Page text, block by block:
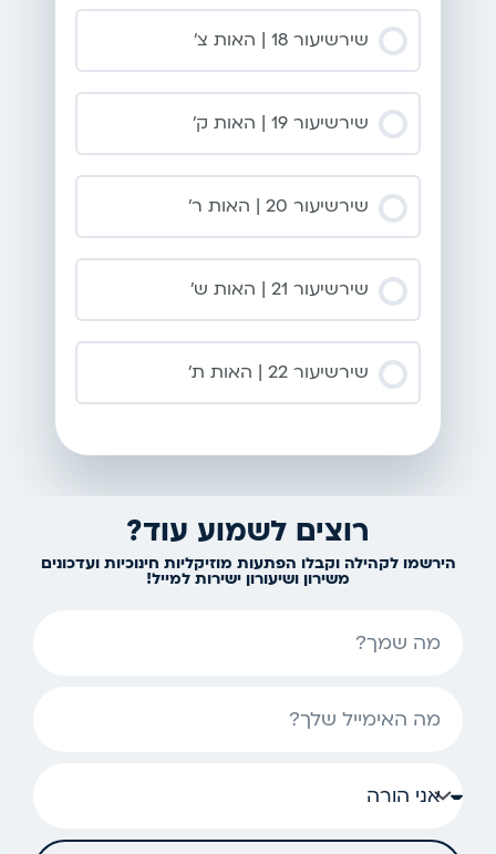
שירשיעור 18 | האות צ’
שירשיעור 19 | האות ק’
שירשיעור 20 | האות ר’
שירשיעור 21 | האות ש’
שירשיעור 22 | האות ת’
רוצים לשמוע עוד?
הירשמו לקהילה וקבלו הפתעות מוזיקליות חינוכיות ועדכונים
משירון ושיעורון ישירות למייל!